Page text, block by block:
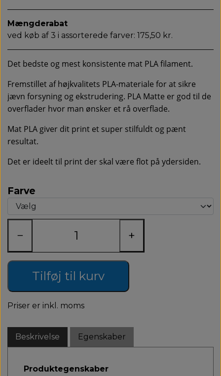
Mængderabat
ved køb af 3 i assorterede farver: 175,50 kr.
Det bedste og mest konsistente mat PLA filament.
Fremstillet af højkvalitets PLA-materiale for at sikre
jævn forsyning og ekstrudering. PLA Matte er god til de
overflader hvor man ønsker et rå overflade.
Mat PLA giver dit print et super stilfuldt og pænt
resultat.
Det er ideelt til print der skal være flot på ydersiden.
Farve
− +
Tilføj til kurv
Priser er inkl. moms
Beskrivelse Egenskaber
Produktegenskaber